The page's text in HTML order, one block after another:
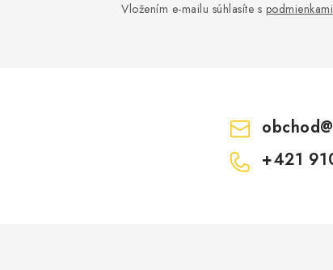
Vložením e-mailu súhlasíte s
obchod@
+421